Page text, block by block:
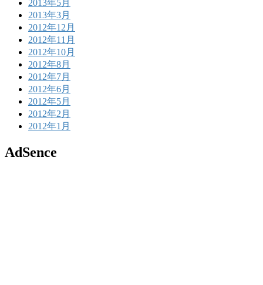
2013年5月
2013年3月
2012年12月
2012年11月
2012年10月
2012年8月
2012年7月
2012年6月
2012年5月
2012年2月
2012年1月
AdSence